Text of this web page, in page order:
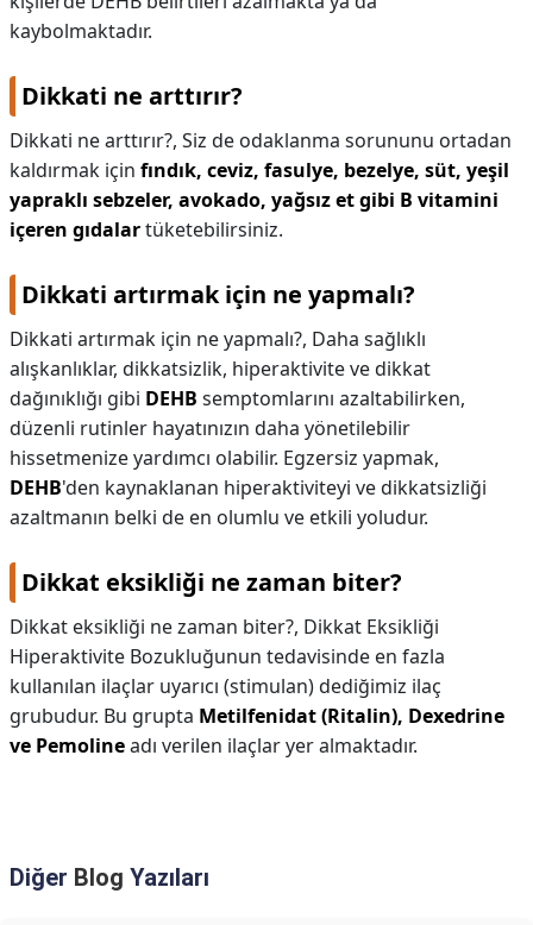
kaybolmaktadır.
Dikkati ne arttırır?
Dikkati ne arttırır?, Siz de odaklanma sorununu ortadan
kaldırmak için fındık, ceviz, fasulye, bezelye, süt, yeşil
yapraklı sebzeler, avokado, yağsız et gibi B vitamini
içeren gıdalartüketebilirsiniz.
Dikkati artırmak için ne yapmalı?
Dikkati artırmak için ne yapmalı?, Daha sağlıklı
alışkanlıklar, dikkatsizlik, hiperaktivite ve dikkat
dağınıklığı gibi DEHB semptomlarını azaltabilirken,
düzenli rutinler hayatınızın daha yönetilebilir
hissetmenize yardımcı olabilir. Egzersiz yapmak,
DEHB'den kaynaklanan hiperaktiviteyi ve dikkatsizliği
azaltmanın belki de en olumlu ve etkili yoludur.
Dikkat eksikliği ne zaman biter?
Dikkat eksikliği ne zaman biter?, Dikkat Eksikliği
Hiperaktivite Bozukluğunun tedavisinde en fazla
kullanılan ilaçlar uyarıcı (stimulan) dediğimiz ilaç
grubudur. Bu grupta Metilfenidat (Ritalin), Dexedrine
ve Pemolineadı verilen ilaçlar yer almaktadır.
Diğer Blog Yazıları